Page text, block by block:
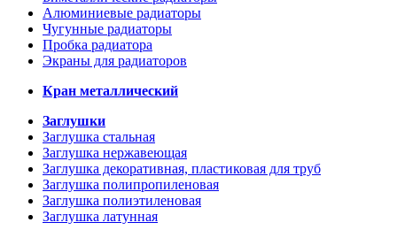
Алюминиевые радиаторы
Чугунные радиаторы
Пробка радиатора
Экраны для радиаторов
Кран металлический
Заглушки
Заглушка стальная
Заглушка нержавеющая
Заглушка декоративная, пластиковая для труб
Заглушка полипропиленовая
Заглушка полиэтиленовая
Заглушка латунная